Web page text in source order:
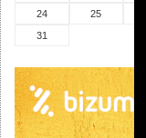
24
25
31